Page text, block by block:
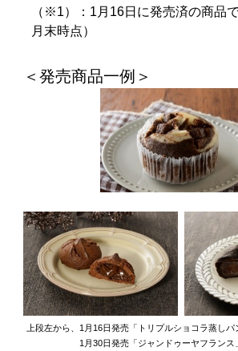
（※1）：1月16日に発売済の商
月末時点）
＜発売商品一例＞
上段左から、 1月16日発売「トリプルショコラ蒸し
1月30日発売「ジャンドゥーヤフランス